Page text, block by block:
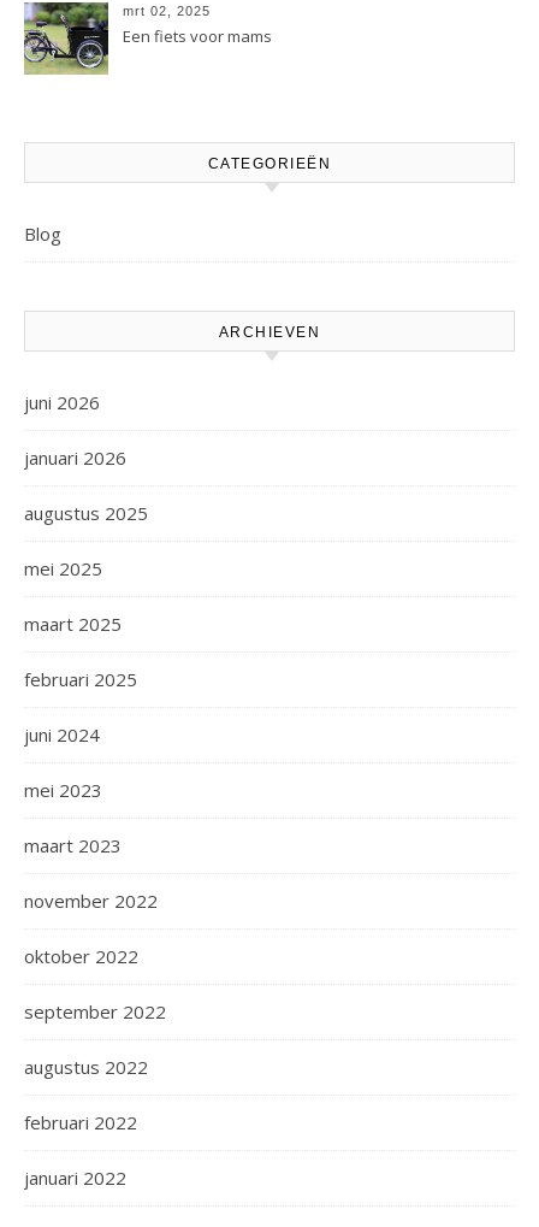
mrt 02, 2025
Een fiets voor mams
CATEGORIEËN
Blog
ARCHIEVEN
juni 2026
januari 2026
augustus 2025
mei 2025
maart 2025
februari 2025
juni 2024
mei 2023
maart 2023
november 2022
oktober 2022
september 2022
augustus 2022
februari 2022
januari 2022